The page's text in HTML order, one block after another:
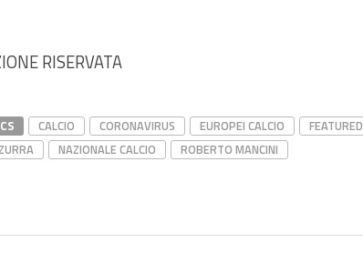
RISERVATA
CALCIO CORONAVIRUS EUROPEI CALCIO FEATURED
NAZIONALE CALCIO ROBERTO MANCINI